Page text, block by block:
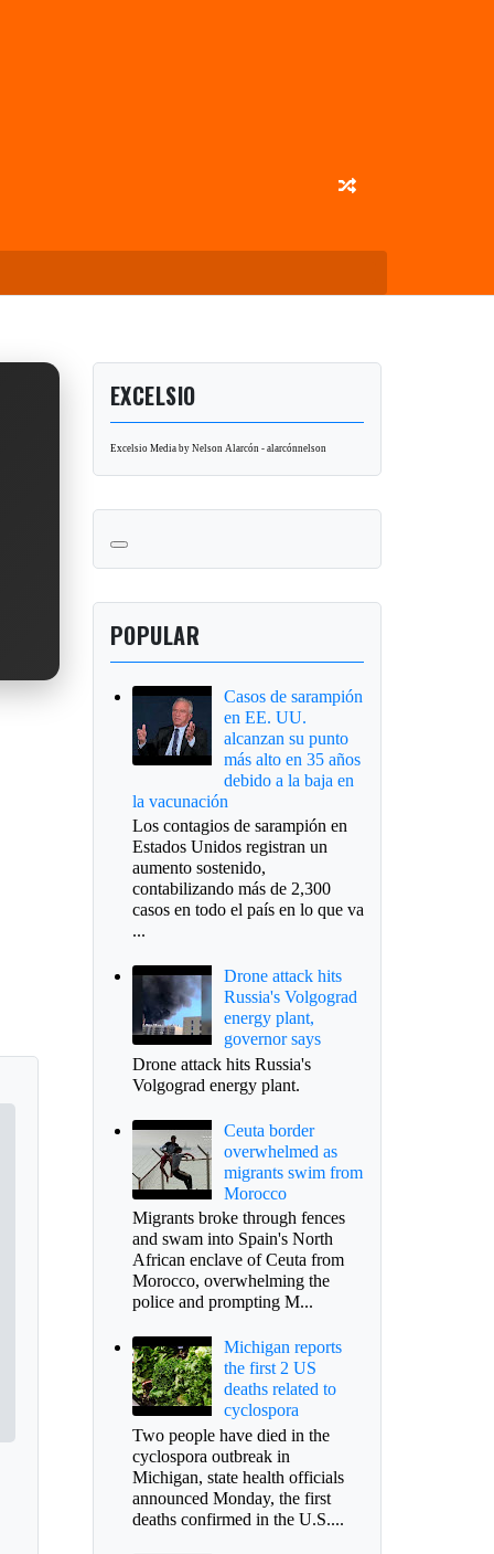
EXCELSIO
Excelsio Media by Nelson Alarcón - alarcónnelson
POPULAR
Casos de sarampión
en EE. UU.
alcanzan su punto
más alto en 35 años
debido a la baja en
la vacunación
Los contagios de sarampión en
Estados Unidos registran un
aumento sostenido,
contabilizando más de 2,300
casos en todo el país en lo que va
...
Drone attack hits
Russia's Volgograd
energy plant,
governor says
Drone attack hits Russia's
Volgograd energy plant.
Ceuta border
overwhelmed as
migrants swim from
Morocco
Migrants broke through fences
and swam into Spain's North
African enclave of Ceuta from
Morocco, overwhelming the
police and prompting M...
Michigan reports
the first 2 US
deaths related to
cyclospora
Two people have died in the
cyclospora outbreak in
Michigan, state health officials
announced Monday, the first
deaths confirmed in the U.S....